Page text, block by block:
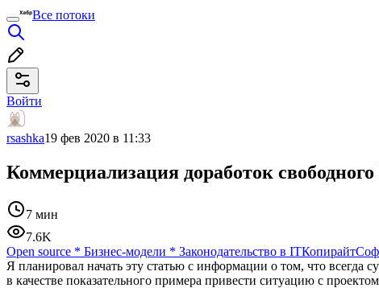
Все потоки
Войти
rsashka19 фев 2020 в 11:33
Коммерциализация доработок
7 мин
7.6K
Open source * Бизнес-модели * Законодательство в ITКопирайт
Я планировал начать эту статью с информации о том, что всегда
в качестве показательного примера привести ситуацию с